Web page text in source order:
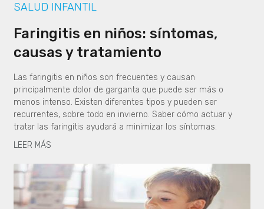
SALUD INFANTIL
Faringitis en niños: síntomas,
causas y tratamiento
Las faringitis en niños son frecuentes y causan
principalmente dolor de garganta que puede ser más o
menos intenso. Existen diferentes tipos y pueden ser
recurrentes, sobre todo en invierno. Saber cómo actuar y
tratar las faringitis ayudará a minimizar los síntomas.
LEER MÁS